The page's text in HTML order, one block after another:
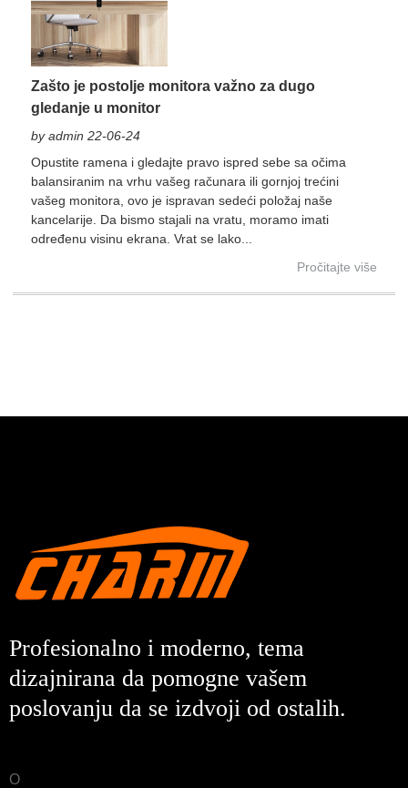
Zašto je postolje monitora važno za dugo
gledanje u monitor
by admin 22-06-24
Opustite ramena i gledajte pravo ispred sebe sa očima
balansiranim na vrhu vašeg računara ili gornjoj trećini
vašeg monitora, ovo je ispravan sedeći položaj naše
kancelarije. Da bismo stajali na vratu, moramo imati
određenu visinu ekrana. Vrat se lako...
Pročitajte više
Profesionalno i moderno, tema
dizajnirana da pomogne vašem
poslovanju da se izdvoji od ostalih.
O